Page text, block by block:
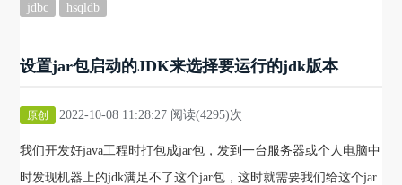
jdbc hsqldb
设置jar包启动的JDK来选择要运行的jdk版本
原创 2022-10-08 11:28:27 阅读(4295)次
我们开发好java工程时打包成jar包，发到一台服务器或个人电脑中
时发现机器上的jdk满足不了这个jar包，这时就需要我们给这个jar